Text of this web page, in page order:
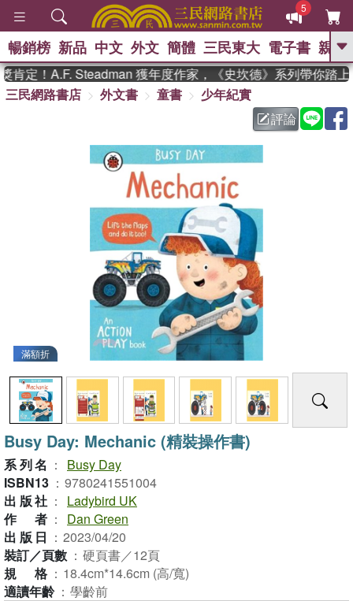
5
GO
熱搜： 東野圭吾 、
父親節 、 如果歷
暑期推薦 、 國際布克
獎 臺灣漫遊錄 、 方念華
登輝時代 、 數學女孩：黎曼猜想
偉大的迷走神經
暢銷榜 新品 中文 外文 簡體 三民東大 電子書 親子
定！A.F. Steadman 獲年度作家，《史坎德》系列帶你踏上
三民網路書店
外文書 童書
少年紀實
評論
滿額折
Busy Day: Mechanic (精裝操作書)
系列名 ：
Busy Day
ISBN13 ： 9780241551004
出版社 ：
Ladybird UK
作者 ：
Dan Green
出版日 ： 2023/04/20
裝訂／頁數 ： 硬頁書／12頁
規格 ： 18.4cm*14.6cm (高/寬)
適讀年齡 ： 學齡前